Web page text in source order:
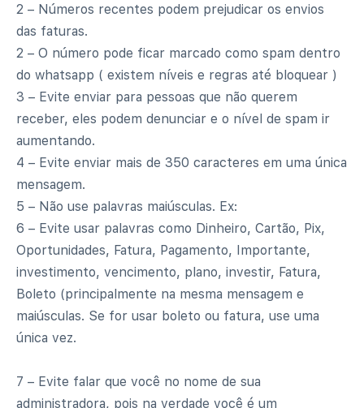
2 – Números recentes podem prejudicar os envios
das faturas.
2 – O número pode ficar marcado como spam dentro
do whatsapp ( existem níveis e regras até bloquear )
3 – Evite enviar para pessoas que não querem
receber, eles podem denunciar e o nível de spam ir
aumentando.
4 – Evite enviar mais de 350 caracteres em uma única
mensagem.
5 – Não use palavras maiúsculas. Ex:
6 – Evite usar palavras como Dinheiro, Cartão, Pix,
Oportunidades, Fatura, Pagamento, Importante,
investimento, vencimento, plano, investir, Fatura,
Boleto (principalmente na mesma mensagem e
maiúsculas. Se for usar boleto ou fatura, use uma
única vez.
7 – Evite falar que você no nome de sua
administradora, pois na verdade você é um